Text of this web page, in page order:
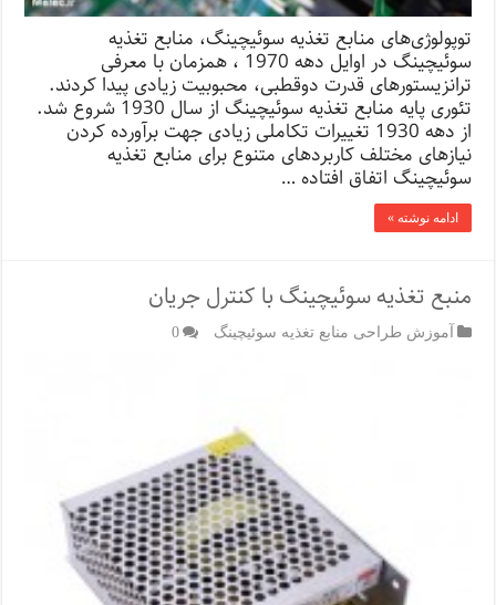
توپولوژی‌های منابع تغذیه سوئیچینگ، منابع تغذیه
سوئیچینگ در اوایل دهه 1970 ، همزمان با معرفی
ترانزیستورهای قدرت دوقطبی، محبوبیت زیادی پیدا کردند.
تئوری پایه منابع تغذیه سوئیچینگ از سال 1930 شروع شد.
از دهه 1930 تغییرات تکاملی زیادی جهت برآورده کردن
نیازهای مختلف کاربردهای متنوع برای منابع تغذیه
سوئیچینگ اتفاق افتاده …
ادامه نوشته »
منبع تغذیه سوئیچینگ با کنترل جریان
آموزش طراحی منابع تغذیه سوئیچینگ 0